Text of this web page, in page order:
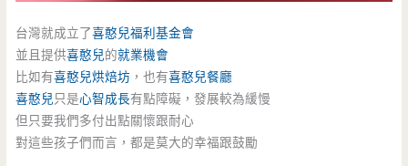
台灣就成立了喜憨兒福利基金會
並且提供喜憨兒的就業機會
比如有喜憨兒烘焙坊 ，也有喜憨兒餐廳
喜憨兒只是心智成長有點障礙，發展較為緩慢
但只要我們多付出點關懷跟耐心
對這些孩子們而言，都是莫大的幸福跟鼓勵